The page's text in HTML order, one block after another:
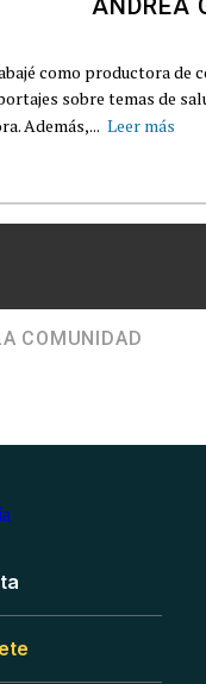
ANDREA
como productora de
sobre temas de
Además,... Leer más
COMUNIDAD